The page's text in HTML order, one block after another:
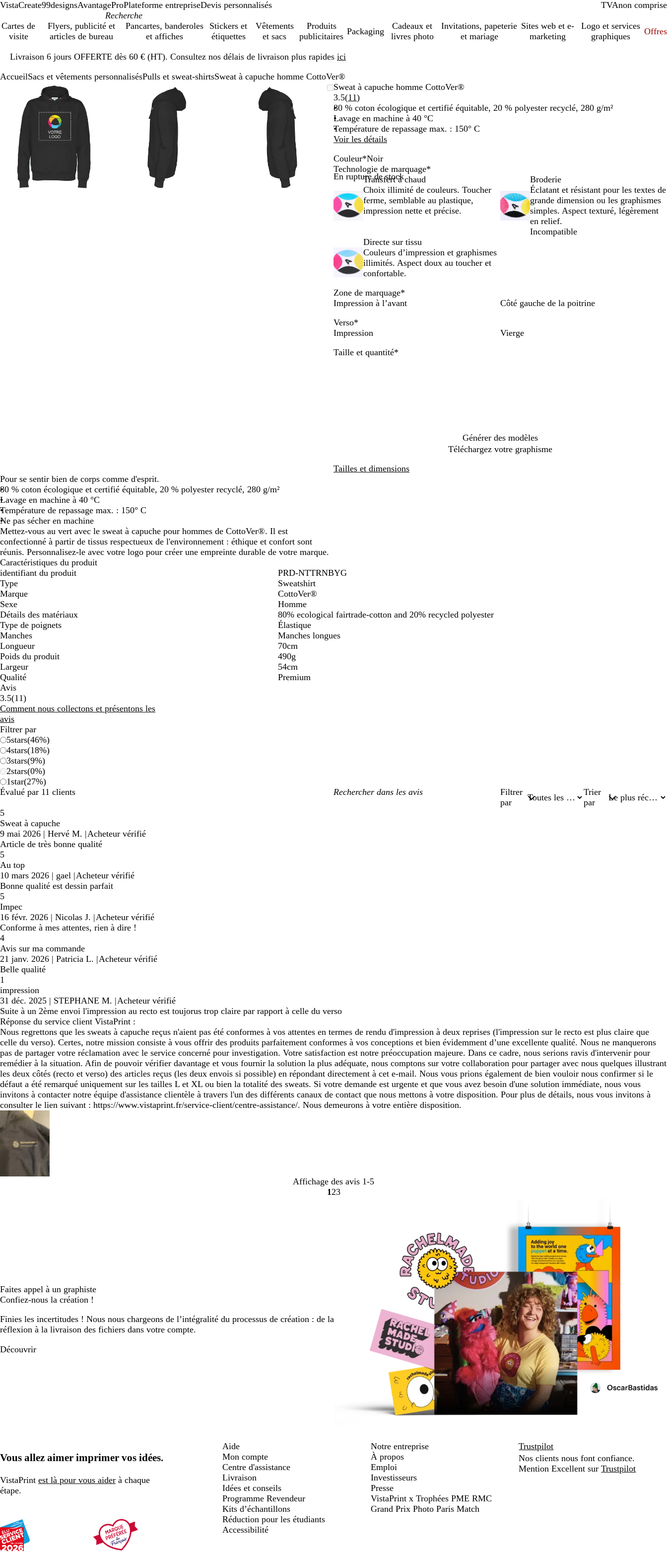
VistaCreate99designsAvantageProPlateforme entrepriseDevis personnalisés TVAcomprise
non comprise
Cartes de
visite
Flyers, publicité et
articles de bureau
Pancartes, banderoles
et affiches
Stickers et
étiquettes
Vêtements
et sacs
Produits
publicitaires
Packaging
Cadeaux et
livres photo
Invitations, papeterie
et mariage
Sites web et e-
marketing
Logo et services
graphiques
Offres
Livraison 6 jours OFFERTE dès 60 € (HT). Consultez nos délais de livraison plus rapides ici
1
AccueilSacs et vêtements personnalisésPulls et sweat-shirtsSweat à capuche homme CottoVer®
Image
zoomable
Zoom
au
minimum
Cliquez
pour
développer
Utilisez
les
plus
et
moins
zoomer
les
touches
Image
zoomable
Zoom
minimum
Cliquez
développer
Utilisez
touches
plus
moins
pour
zoomer
les
zoomable
au
minimum
pour
développer
les
touches
moins
zoomer
les
touches
Sweat à capuche homme CottoVer®
3.5(11Lire
les
11
avis
)
80 % coton écologique et certifié équitable, 20 % polyester recyclé, 280 g/m²
Lavage en machine à 40 °C
Température de repassage max. : 150° C
Voir les détails
Couleur*Noir
M
a
v
e
J
a
n
e
R
o
g
e
B
l
u
c
B
l
n
c
s
G
r
s
a
r
c
t
e
V
e
t
O
r
n
g
B
l
u
r
B
l
n
c
B
l
u
m
n
N
o
r
Technologie de marquage*
En rupture de stock
Transfert à chaud
Choix illimité de couleurs. Toucher
ferme, semblable au plastique,
impression nette et précise.
Broderie
Éclatant et résistant pour les textes de
grande dimension ou les graphismes
simples. Aspect texturé, légèrement
en relief.
Incompatible
Directe sur tissu
Couleurs d’impression et graphismes
illimités. Aspect doux au toucher et
confortable.
Zone de marquage*
Impression à l’avant
Côté gauche de la poitrine
Verso*
Impression
Vierge
Taille et quantité*
Générer des modèles
Téléchargez votre graphisme
Tailles et dimensions
Pour se sentir bien de corps comme d'esprit.
80 % coton écologique et certifié équitable, 20 % polyester recyclé, 280 g/m²
Lavage en machine à 40 °C
Température de repassage max. : 150° C
Ne pas sécher en machine
Mettez-vous au vert avec le sweat à capuche pour hommes de CottoVer®. Il est
confectionné à partir de tissus respectueux de l'environnement : éthique et confort sont
réunis. Personnalisez-le avec votre logo pour créer une empreinte durable de votre marque.
Caractéristiques du produit
identifiant du produit
PRD-NTTRNBYG
Type
Sweatshirt
Marque
CottoVer®
Sexe
Homme
Détails des matériaux
80% ecological fairtrade-cotton and 20% recycled polyester
Type de poignets
Élastique
Manches
Manches longues
Longueur
70cm
Poids du produit
490g
Largeur
54cm
Qualité
Premium
Avis
3.5(1111
avis
)
Comment nous collectons et présentons les
avis
Filtrer par
5stars(46%)
4stars(18%)
3stars(9%)
2stars(0%)
1star(27%)
Évalué par 11 clients
Mes
Filtrer
par
Trier
par
5
Sweat à capuche
9 mai 2026 | Hervé M. |Acheteur vérifié
Article de très bonne qualité
5
Au top
10 mars 2026 | gael |Acheteur vérifié
Bonne qualité est dessin parfait
5
Impec
16 févr. 2026 | Nicolas J. |Acheteur vérifié
Conforme à mes attentes, rien à dire !
4
Avis sur ma commande
21 janv. 2026 | Patricia L. |Acheteur vérifié
Belle qualité
1
impression
31 déc. 2025 | STEPHANE M. |Acheteur vérifié
Suite à un 2ème envoi l'impression au recto est toujorus trop claire par rapport à celle du verso
Réponse du service client VistaPrint :
Nous regrettons que les sweats à capuche reçus n'aient pas été conformes à vos attentes en termes de rendu d'impression à deux reprises (l'impression sur le recto est plus claire que
celle du verso). Certes, notre mission consiste à vous offrir des produits parfaitement conformes à vos conceptions et bien évidemment d’une excellente qualité. Nous ne manquerons
pas de partager votre réclamation avec le service concerné pour investigation. Votre satisfaction est notre préoccupation majeure. Dans ce cadre, nous serions ravis d'intervenir pour
remédier à la situation. Afin de pouvoir vérifier davantage et vous fournir la solution la plus adéquate, nous comptons sur votre collaboration pour partager avec nous quelques illustrant
les deux côtés (recto et verso) des articles reçus (les deux envois si possible) en répondant directement à cet e-mail. Nous vous prions également de bien vouloir nous confirmer si le
défaut a été remarqué uniquement sur les tailles L et XL ou bien la totalité des sweats. Si votre demande est urgente et que vous avez besoin d'une solution immédiate, nous vous
invitons à contacter notre équipe d'assistance clientèle à travers l'un des différents canaux de contact que nous mettons à votre disposition. Pour plus de détails, nous vous invitons à
consulter le lien suivant : https://www.vistaprint.fr/service-client/centre-assistance/. Nous demeurons à votre entière disposition.
Affichage des avis 1-5
Accéder
1Accéder
2Accéder
3
Faites appel à un graphiste
Confiez-nous la création !
Finies les incertitudes ! Nous nous chargeons de l’intégralité du processus de création : de la
réflexion à la livraison des fichiers dans votre compte.
Découvrir
Vous allez aimer imprimer vos idées.
VistaPrint est là pour vous aider à chaque
étape.
Aide
Mon compte
Centre d'assistance
Livraison
Idées et conseils
Programme Revendeur
Kits d’échantillons
Réduction pour les étudiants
Accessibilité
Notre entreprise
À propos
Emploi
Investisseurs
Presse
VistaPrint x Trophées PME RMC
Grand Prix Photo Paris Match
Trustpilot
Nos clients nous font confiance.
Mention Excellent surTrustpilot